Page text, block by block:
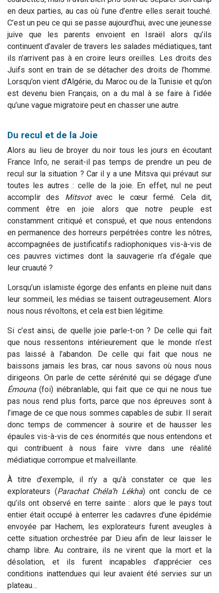
en deux parties, au cas où l’une d’entre elles serait touché.
C’est un peu ce qui se passe aujourd’hui, avec une jeunesse
juive que les parents envoient en Israël alors qu’ils
continuent d’avaler de travers les salades médiatiques, tant
ils n’arrivent pas à en croire leurs oreilles. Les droits des
Juifs sont en train de se détacher des droits de l’homme.
Lorsqu’on vient d’Algérie, du Maroc ou de la Tunisie et qu’on
est devenu bien Français, on a du mal à se faire à l’idée
qu’une vague migratoire peut en chasser une autre.
Du recul et de la Joie
Alors au lieu de broyer du noir tous les jours en écoutant
France Info, ne serait-il pas temps de prendre un peu de
recul sur la situation ? Car il y a une Mitsva qui prévaut sur
toutes les autres : celle de la joie. En effet, nul ne peut
accomplir des Mitsvotavec le cœur fermé. Cela dit,
comment être en joie alors que notre peuple est
constamment critiqué et conspué, et que nous entendons
en permanence des horreurs perpétrées contre les nôtres,
accompagnées de justificatifs radiophoniques vis-à-vis de
ces pauvres victimes dont la sauvagerie n’a d’égale que
leur cruauté ?
Lorsqu’un islamiste égorge des enfants en pleine nuit dans
leur sommeil, les médias se taisent outrageusement. Alors
nous nous révoltons, et cela est bien légitime.
Si c’est ainsi, de quelle joie parle-t-on ? De celle qui fait
que nous ressentons intérieurement que le monde n’est
pas laissé à l’abandon. De celle qui fait que nous ne
baissons jamais les bras, car nous savons où nous nous
dirigeons. On parle de cette sérénité qui se dégage d’une
Émouna (foi) inébranlable, qui fait que ce qui ne nous tue
pas nous rend plus forts, parce que nos épreuves sont à
l’image de ce que nous sommes capables de subir. Il serait
donc temps de commencer à sourire et de hausser les
épaules vis-à-vis de ces énormités que nous entendons et
qui contribuent à nous faire vivre dans une réalité
médiatique corrompue et malveillante.
À titre d’exemple, il n’y a qu’à constater ce que les
explorateurs (Parachat Chéla’h Lékha) ont conclu de ce
qu’ils ont observé en terre sainte : alors que le pays tout
entier était occupé à enterrer les cadavres d’une épidémie
envoyée par Hachem, les explorateurs furent aveugles à
cette situation orchestrée par D.ieu afin de leur laisser le
champ libre. Au contraire, ils ne virent que la mort et la
désolation, et ils furent incapables d’apprécier ces
conditions inattendues qui leur avaient été servies sur un
plateau…